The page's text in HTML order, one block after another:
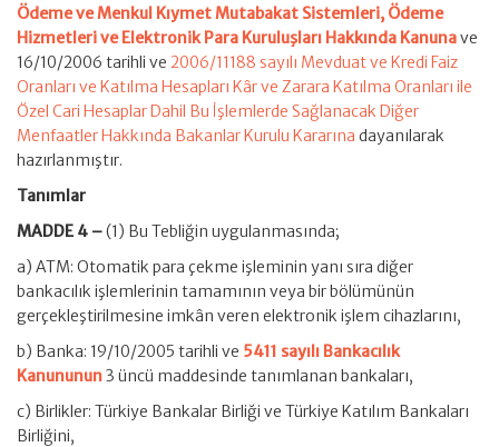
Ödeme ve Menkul Kıymet Mutabakat Sistemleri, Ödeme
Hizmetleri ve Elektronik Para Kuruluşları Hakkında Kanunave
16/10/2006 tarihli ve 2006/11188 sayılı Mevduat ve Kredi Faiz
Oranları ve Katılma Hesapları Kâr ve Zarara Katılma Oranları ile
Özel Cari Hesaplar Dahil Bu İşlemlerde Sağlanacak Diğer
Menfaatler Hakkında Bakanlar Kurulu Kararına dayanılarak
hazırlanmıştır.
Tanımlar
MADDE 4 –(1) Bu Tebliğin uygulanmasında;
a) ATM: Otomatik para çekme işleminin yanı sıra diğer
bankacılık işlemlerinin tamamının veya bir bölümünün
gerçekleştirilmesine imkân veren elektronik işlem cihazlarını,
b) Banka: 19/10/2005 tarihli ve 5411 sayılı Bankacılık
Kanununun3 üncü maddesinde tanımlanan bankaları,
c) Birlikler: Türkiye Bankalar Birliği ve Türkiye Katılım Bankaları
Birliğini,